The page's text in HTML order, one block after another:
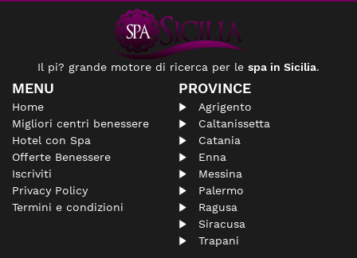
Il pi? grande motore di ricerca per le spa in Sicilia.
MENU
Home
Migliori centri benessere
Hotel con Spa
Offerte Benessere
Iscriviti
Privacy Policy
Termini e condizioni
PROVINCE
Agrigento
Caltanissetta
Catania
Enna
Messina
Palermo
Ragusa
Siracusa
Trapani